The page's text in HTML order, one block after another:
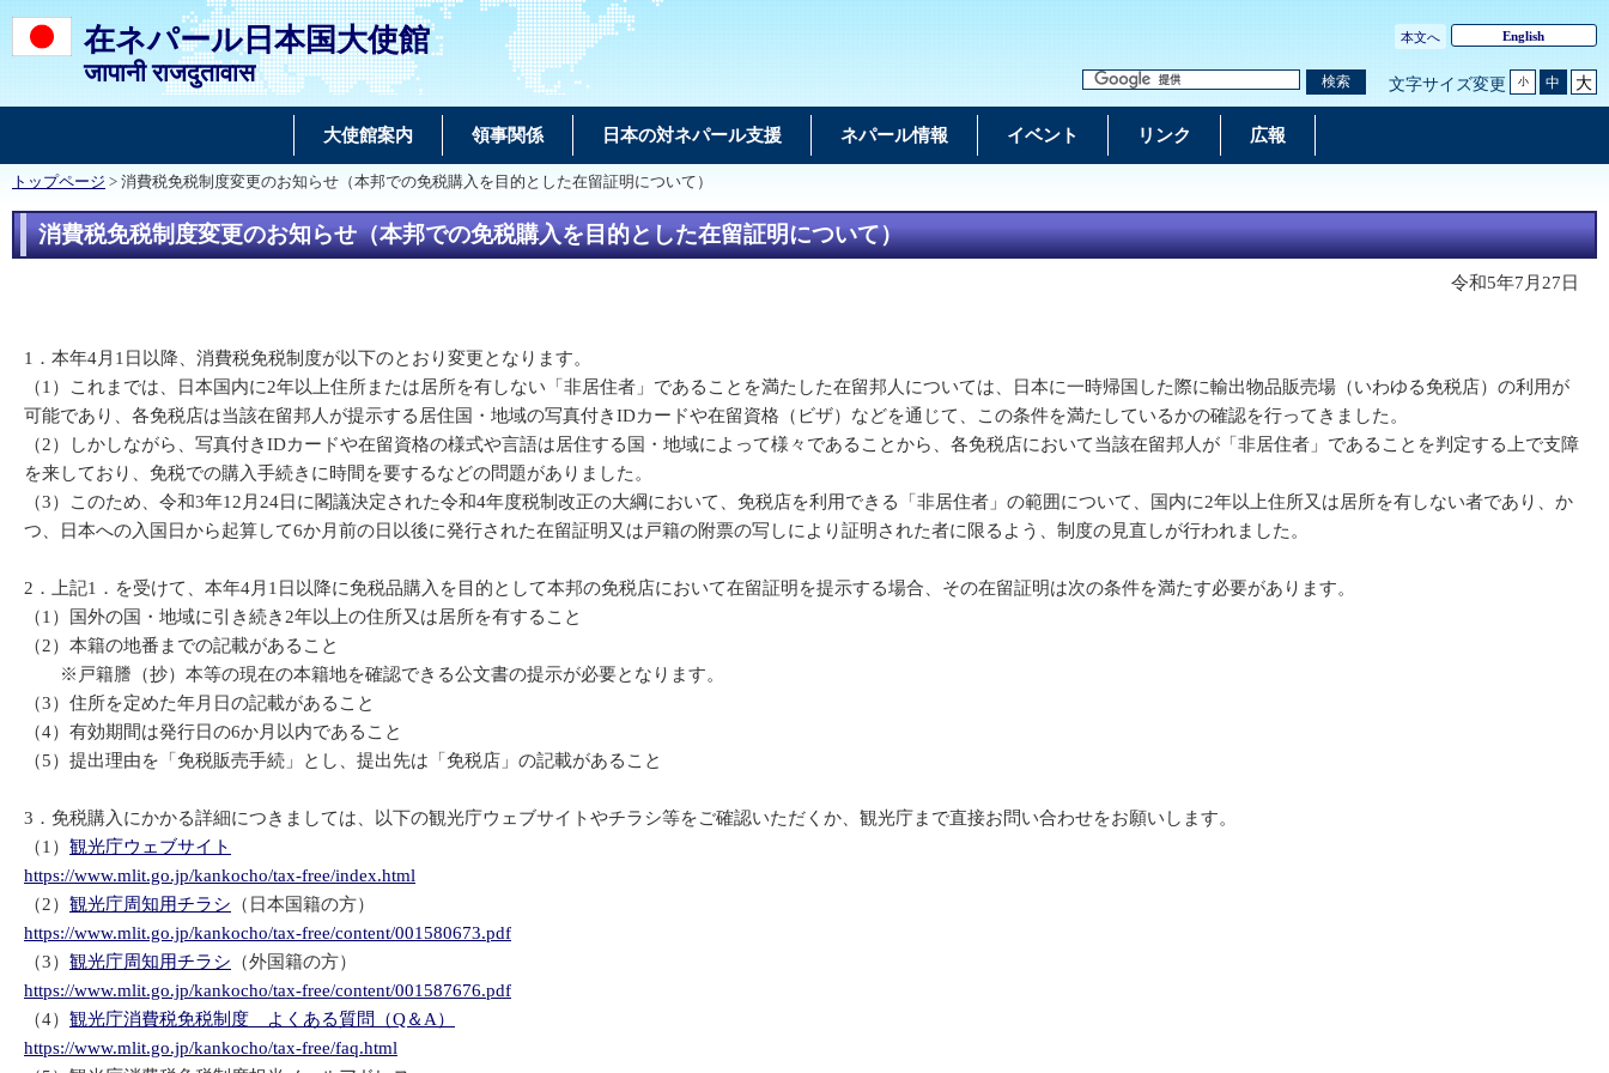
在ネパール日本国大使館
जापानी राजदुतावास
本文へ English
検索 文字サイズ変更 小 中 大
大使館案内 領事関係 日本の対ネパール支援 ネパール情報 イベント リンク 広報
トップページ > 消費税免税制度変更のお知らせ（本邦での免税購入を目的とした在留証明について）
消費税免税制度変更のお知らせ（本邦での免税購入を目的とした在留証明について）
令和5年7月27日
1．本年4月1日以降、消費税免税制度が以下のとおり変更となります。
（1）これまでは、日本国内に2年以上住所または居所を有しない「非居住者」であることを満たした在留邦人については、日本に一時帰国した際に輸出物品販売場（いわゆる免税店）の利用が
可能であり、各免税店は当該在留邦人が提示する居住国・地域の写真付きIDカードや在留資格（ビザ）などを通じて、この条件を満たしているかの確認を行ってきました。
（2）しかしながら、写真付きIDカードや在留資格の様式や言語は居住する国・地域によって様々であることから、各免税店において当該在留邦人が「非居住者」であることを判定する上で支障
を来しており、免税での購入手続きに時間を要するなどの問題がありました。
（3）このため、令和3年12月24日に閣議決定された令和4年度税制改正の大綱において、免税店を利用できる「非居住者」の範囲について、国内に2年以上住所又は居所を有しない者であり、か
つ、日本への入国日から起算して6か月前の日以後に発行された在留証明又は戸籍の附票の写しにより証明された者に限るよう、制度の見直しが行われました。
2．上記1．を受けて、本年4月1日以降に免税品購入を目的として本邦の免税店において在留証明を提示する場合、その在留証明は次の条件を満たす必要があります。
（1）国外の国・地域に引き続き2年以上の住所又は居所を有すること
（2）本籍の地番までの記載があること
※戸籍謄（抄）本等の現在の本籍地を確認できる公文書の提示が必要となります。
（3）住所を定めた年月日の記載があること
（4）有効期間は発行日の6か月以内であること
（5）提出理由を「免税販売手続」とし、提出先は「免税店」の記載があること
3．免税購入にかかる詳細につきましては、以下の観光庁ウェブサイトやチラシ等をご確認いただくか、観光庁まで直接お問い合わせをお願いします。
（1） 観光庁ウェブサイト
https://www.mlit.go.jp/kankocho/tax-free/index.html
（2） 観光庁周知用チラシ （日本国籍の方）
https://www.mlit.go.jp/kankocho/tax-free/content/001580673.pdf
（3） 観光庁周知用チラシ （外国籍の方）
https://www.mlit.go.jp/kankocho/tax-free/content/001587676.pdf
（4） 観光庁消費税免税制度 よくある質問（Q＆A）
https://www.mlit.go.jp/kankocho/tax-free/faq.html